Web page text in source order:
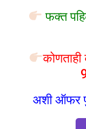
फक्त
अशी ऑफर